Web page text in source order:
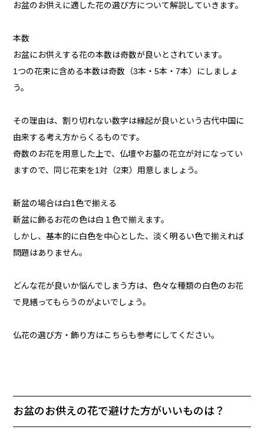
お盆のお供えに適した花の選び方について解説していきます。
本数
お盆にお供えする花の本数は奇数が良いとされています。
1つの花束に含める本数は奇数（3本・5本・7本）にしましょ
う。
その理由は、割り切れない数字は縁起が良いという古代中国に
由来する考え方からくるものです。
奇数のお花を用意した上で、仏壇やお墓の花立が対になってい
ますので、同じ花束を1対（2束）用意しましょう。
新盆の場合は白1色で揃える
新盆に飾るお花の色は白１色で揃えます。
しかし、基本的に白色を中心とした、淡く明るい色で揃えれば
問題はありません。
どんな花が良いか悩んでしまう方は、色々な種類の白色のお花
で見繕ってもらうのがよいでしょう。
仏花の選び方・飾り方はこちらも参考にしてください。
お盆のお供えの花で避けた方がいいものは？